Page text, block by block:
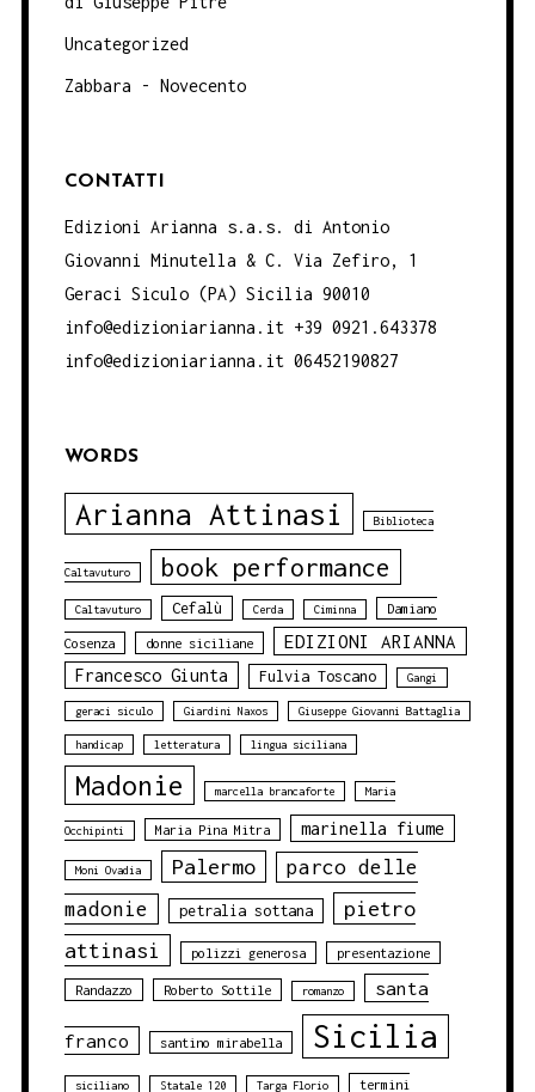
Uncategorized
Zabbara - Novecento
CONTATTI
Edizioni Arianna s.a.s. di Antonio
Giovanni Minutella & C. Via Zefiro, 1
Geraci Siculo (PA) Sicilia 90010
info@edizioniarianna.it +39 0921.643378
info@edizioniarianna.it 06452190827
WORDS
Arianna Attinasi Biblioteca
Caltavuturo book performance
Caltavuturo Cefalù Cerda Ciminna Damiano
Cosenza donne siciliane EDIZIONI ARIANNA
Francesco Giunta Fulvia Toscano Gangi
geraci siculo Giardini Naxos Giuseppe Giovanni Battaglia
handicap letteratura lingua siciliana
Madonie marcella brancaforte Maria
Occhipinti Maria Pina Mitra marinella fiume
Moni Ovadia Palermo
parco delle
madonie
petralia sottana
pietro
attinasi
polizzi generosa presentazione
Randazzo Roberto Sottile romanzo santa
franco santino mirabella Sicilia
siciliano Statale 120 Targa Florio termini